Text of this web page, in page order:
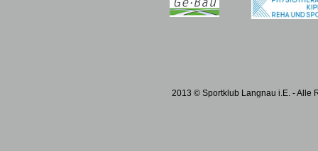
2013 © Sportklub Langnau i.E. - Alle